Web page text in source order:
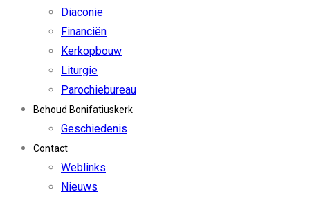
Diaconie
Financiën
Kerkopbouw
Liturgie
Parochiebureau
Behoud Bonifatiuskerk
Geschiedenis
Contact
Weblinks
Nieuws